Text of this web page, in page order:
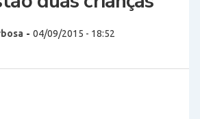
- 04/09/2015 - 18:52